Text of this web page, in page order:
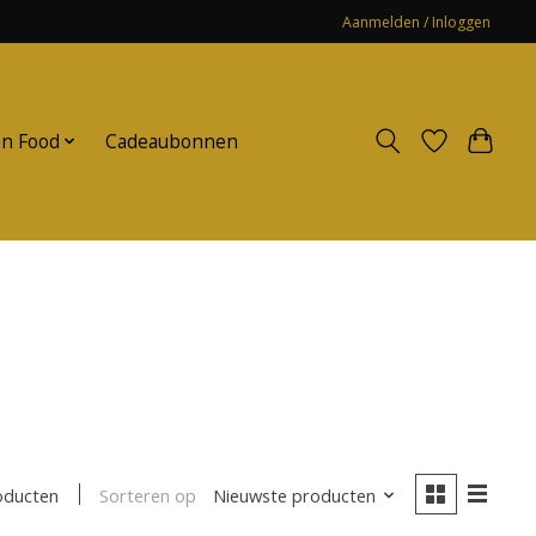
Aanmelden / Inloggen
Food Cadeaubonnen
Sorteren op Nieuwste producten